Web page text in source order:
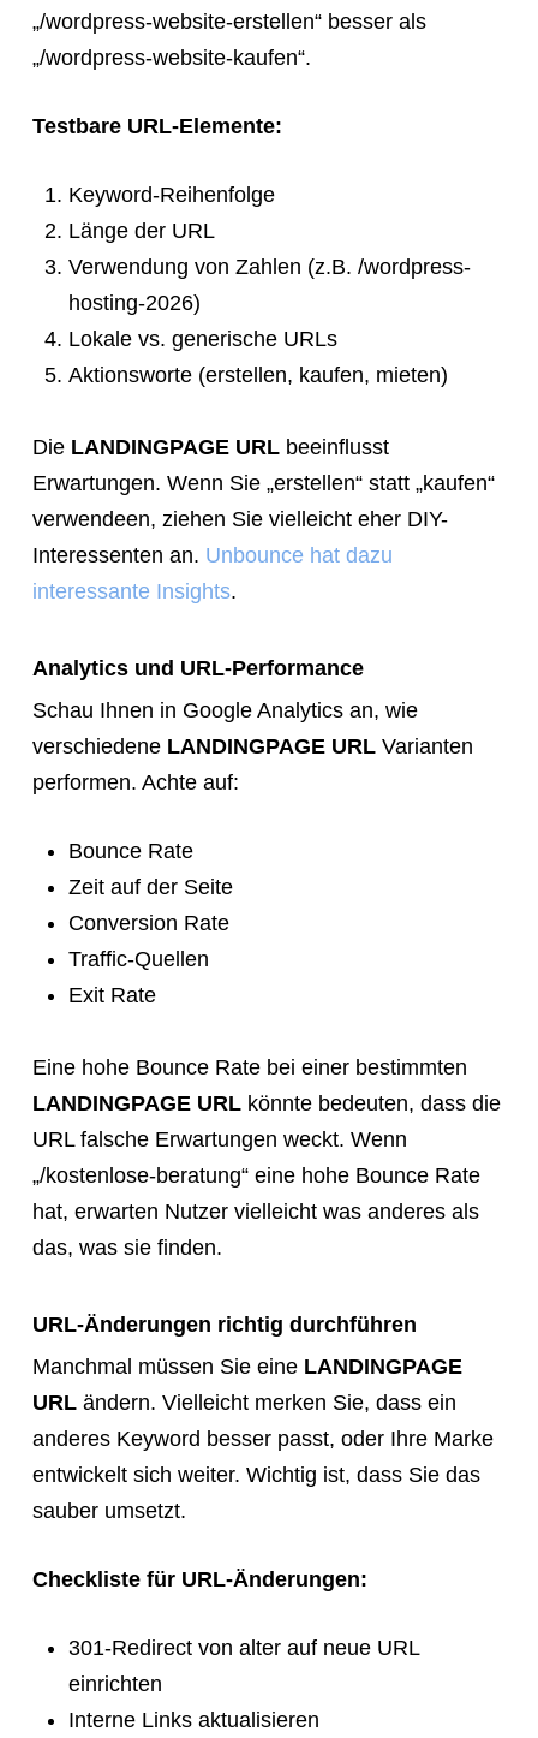
„/wordpress-website-erstellen“ besser als
„/wordpress-website-kaufen“.
Testbare URL-Elemente:
Keyword-Reihenfolge
Länge der URL
Verwendung von Zahlen (z.B. /wordpress-
hosting-2026)
Lokale vs. generische URLs
Aktionsworte (erstellen, kaufen, mieten)
Die LANDINGPAGE URLbeeinflusst
Erwartungen. Wenn Sie „erstellen“ statt „kaufen“
verwendeen, ziehen Sie vielleicht eher DIY-
Interessenten an. Unbounce hat dazu
interessante Insights.
Analytics und URL-Performance
Schau Ihnen in Google Analytics an, wie
verschiedene LANDINGPAGE URLVarianten
performen. Achte auf:
Bounce Rate
Zeit auf der Seite
Conversion Rate
Traffic-Quellen
Exit Rate
Eine hohe Bounce Rate bei einer bestimmten
LANDINGPAGE URLkönnte bedeuten, dass die
URL falsche Erwartungen weckt. Wenn
„/kostenlose-beratung“ eine hohe Bounce Rate
hat, erwarten Nutzer vielleicht was anderes als
das, was sie finden.
URL-Änderungen richtig durchführen
Manchmal müssen Sie eine LANDINGPAGE
URLändern. Vielleicht merken Sie, dass ein
anderes Keyword besser passt, oder Ihre Marke
entwickelt sich weiter. Wichtig ist, dass Sie das
sauber umsetzt.
Checkliste für URL-Änderungen:
301-Redirect von alter auf neue URL
einrichten
Interne Links aktualisieren